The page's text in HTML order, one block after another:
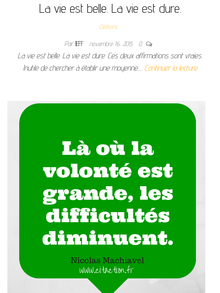
La vie est belle. La vie est dure.
Citations
ParJEFF novembre 16, 2015 0
La vie est belle. La vie est dure. Ces deux affirmations sont vraies.
Inutile de chercher à établir une moyenne.… Continuer la lecture